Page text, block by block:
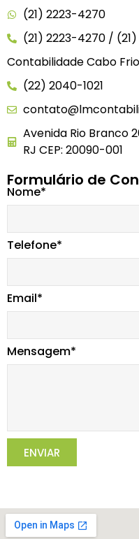
(21) 2223-4270
(21) 2223-4270 /
Contabilidade Cabo Frio
(22) 2040-1021
Avenida Rio Branco
RJ CEP: 20090-001
Formulário de
Nome*
Telefone*
Email*
Mensagem*
ENVIAR